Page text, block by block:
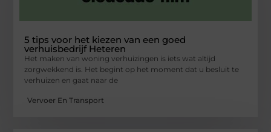
5 tips voor het kiezen van een goed
verhuisbedrijf Heteren
Het maken van woning verhuizingen is iets wat altijd
zorgwekkend is. Het begint op het moment dat u besluit te
verhuizen en gaat naar de
Vervoer En Transport